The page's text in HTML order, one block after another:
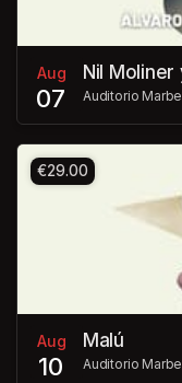
Aug
07
Nil Moliner
Auditorio
€29.00
Aug
10
Malú
Auditorio